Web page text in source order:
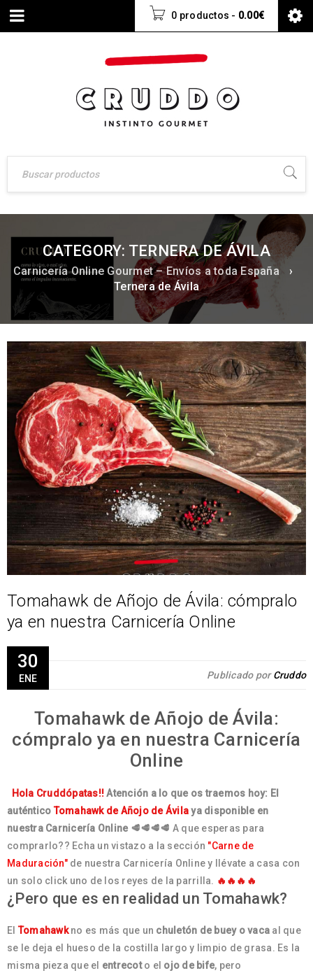
0 productos - 0.00€
CATEGORY: TERNERA DE ÁVILA
Carnicería Online Gourmet – Envíos a toda España
›
Ternera de Ávila
Tomahawk de Añojo de Ávila: cómpralo
ya en nuestra Carnicería Online
30
ENE Publicado porCruddo
Tomahawk de Añojo de Ávila:
cómpralo ya en nuestra Carnicería
Online
Hola Cruddópatas!!Atención a lo que os traemos hoy: El
auténtico Tomahawk de Añojo de Ávilaya disponible en
nuestra Carnicería Online 🥩🥩🥩🥩 A que esperas para
comprarlo?? Echa un vistazo a la sección "Carne de
Maduración"de nuestra Carnicería Online y llévate a casa con
un solo click uno de los reyes de la parrilla. 🔥 🔥 🔥 🔥
¿Pero que es en realidad un Tomahawk?
El Tomahawk no es más que un chuletón de buey o vaca al que
se le deja el hueso de la costilla largo y limpio de grasa. Es la
misma pieza que el entrecoto el ojo de bife, pero